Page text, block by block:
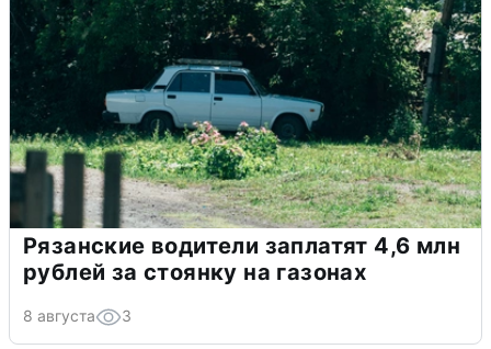
Рязанские водители заплатят 4,6 млн
рублей за стоянку на газонах
8 августа 3